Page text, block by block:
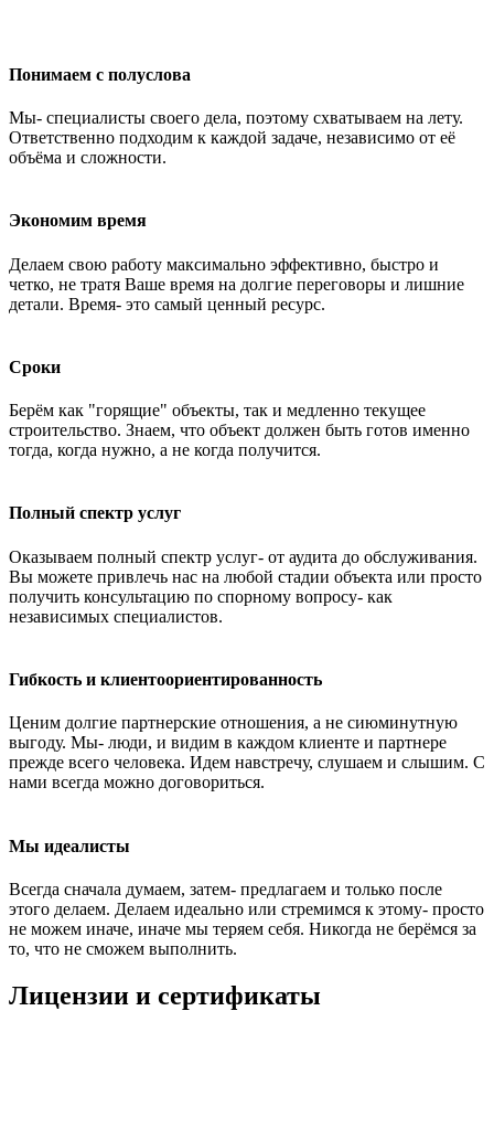
Понимаем с полуслова
Мы- специалисты своего дела, поэтому схватываем на лету.
Ответственно подходим к каждой задаче, независимо от её
объёма и сложности.
Экономим время
Делаем свою работу максимально эффективно, быстро и
четко, не тратя Ваше время на долгие переговоры и лишние
детали. Время- это самый ценный ресурс.
Сроки
Берём как "горящие" объекты, так и медленно текущее
строительство. Знаем, что объект должен быть готов именно
тогда, когда нужно, а не когда получится.
Полный спектр услуг
Оказываем полный спектр услуг- от аудита до обслуживания.
Вы можете привлечь нас на любой стадии объекта или просто
получить консультацию по спорному вопросу- как
независимых специалистов.
Гибкость и клиентоориентированность
Ценим долгие партнерские отношения, а не сиюминутную
выгоду. Мы- люди, и видим в каждом клиенте и партнере
прежде всего человека. Идем навстречу, слушаем и слышим. С
нами всегда можно договориться.
Мы идеалисты
Всегда сначала думаем, затем- предлагаем и только после
этого делаем. Делаем идеально или стремимся к этому- просто
не можем иначе, иначе мы теряем себя. Никогда не берёмся за
то, что не сможем выполнить.
Лицензии и сертификаты